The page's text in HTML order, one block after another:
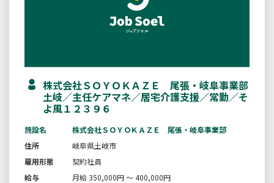
株式会社ＳＯＹＯＫＡＺＥ 尾張・岐阜事業部
土岐／主任ケアマネ／居宅介護支援／常勤／そ
よ風１２３９６
施設名
株式会社ＳＯＹＯＫＡＺＥ 尾張・岐阜事業部
住所
岐阜県土岐市
雇用形態
契約社員
給与
月給 350,000円 ～ 400,000円